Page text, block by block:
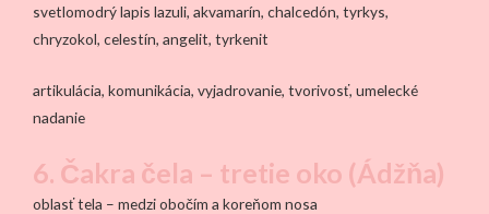
svetlomodrý lapis lazuli, akvamarín, chalcedón, tyrkys,
chryzokol, celestín, angelit, tyrkenit
artikulácia, komunikácia, vyjadrovanie, tvorivosť, umelecké
nadanie
6. Čakra čela – tretie oko (Ádžňa)
oblasť tela – medzi obočím a koreňom nosa